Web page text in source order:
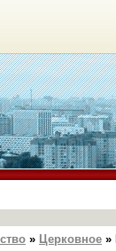
» Церковное »